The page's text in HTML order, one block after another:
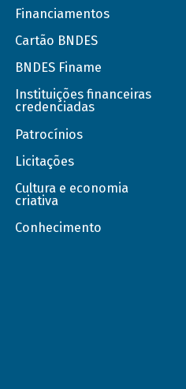
Financiamentos
Cartão BNDES
BNDES Finame
Instituições financeiras
credenciadas
Patrocínios
Licitações
Cultura e economia
criativa
Conhecimento